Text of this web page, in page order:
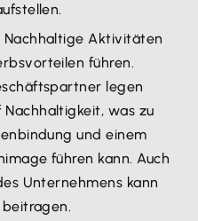
Nachhaltige Aktivitäten
führen.
legen
was zu
und einem
führen kann. Auch
Unternehmens kann